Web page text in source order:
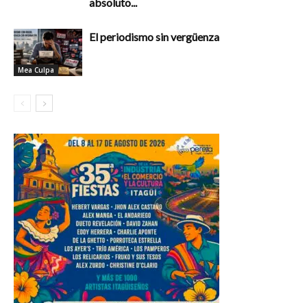
Mea Culpa
El periodismo sin vergüenza